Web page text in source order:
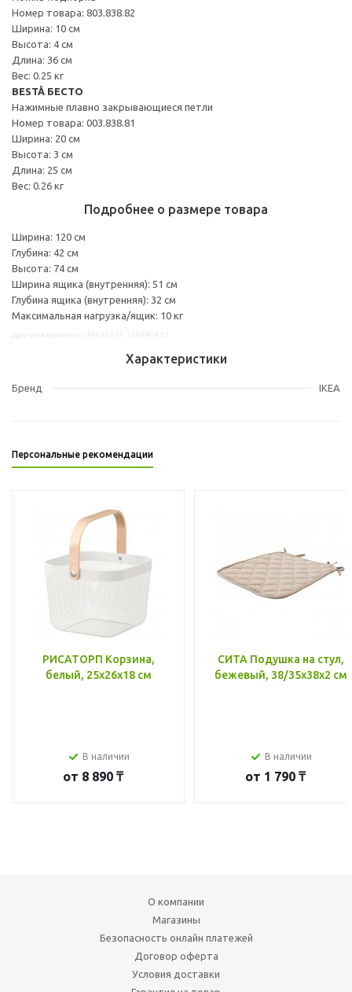
Номер товара: 803.838.82
Ширина: 10 см
Высота: 4 см
Длина: 36 см
Вес: 0.25 кг
BESTÅ БЕСТО
Нажимные плавно закрывающиеся петли
Номер товара: 003.838.81
Ширина: 20 см
Высота: 3 см
Длина: 25 см
Вес: 0.26 кг
Подробнее о размере товара
Ширина: 120 см
Глубина: 42 см
Высота: 74 см
Ширина ящика (внутренняя): 51 см
Глубина ящика (внутренняя): 32 см
Максимальная нагрузка/ящик: 10 кг
Характеристики
Бренд IKEA
Персональные рекомендации
РИСАТОРП Корзина,
белый, 25x26x18 см
В наличии
от 8 890 ₸
СИТА Подушка на стул,
бежевый, 38/35x38x2 см
В наличии
от 1 790 ₸
О компании
Магазины
Безопасность онлайн платежей
Договор оферта
Условия доставки